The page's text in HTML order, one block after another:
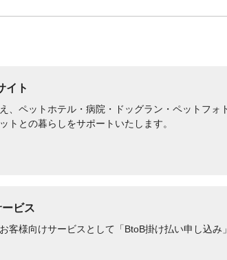
イト
、ペットホテル・病院・ドッグラン・ペットフ
トとの暮らしをサポートいたします。
ビス
客様向けサービスとして「BtoB掛け払い申し込